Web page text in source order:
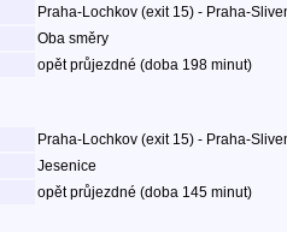
Praha-Lochkov (exit 15) - Praha-
Oba směry
opět průjezdné (doba 198 minut)
Praha-Lochkov (exit 15) - Praha-
Jesenice
opět průjezdné (doba 145 minut)